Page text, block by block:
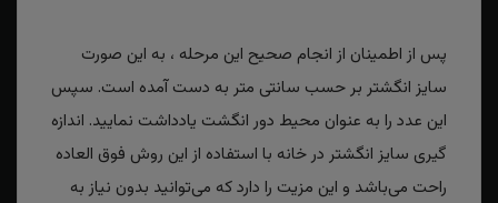
پس از اطمینان از انجام صحیح این مرحله ، به این صورت
سایز انگشتر بر حسب سانتی متر به دست آمده است. سپس
این عدد را به عنوان محیط دور انگشت یادداشت نمایید. اندازه
گیری سایز انگشتر در خانه با استفاده از این روش فوق العاده
راحت می‌باشد و این مزیت را دارد که می‌توانید بدون نیاز به